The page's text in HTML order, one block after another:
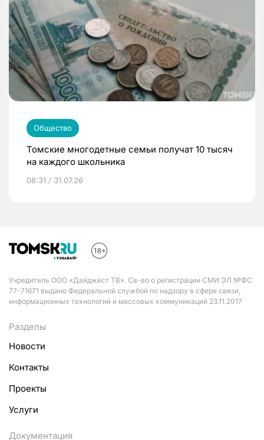
Общество
Томские многодетные семьи получат 10 тысяч
на каждого школьника
08:31 / 31.07.26
Учредитель ООО «Дайджест ТВ». Св-во о регистрации СМИ ЭЛ №ФС
77-71671 выдано Федеральной службой по надзору в сфере связи,
информационных технологий и массовых коммуникаций 23.11.2017
Разделы
Новости
Контакты
Проекты
Услуги
Документация